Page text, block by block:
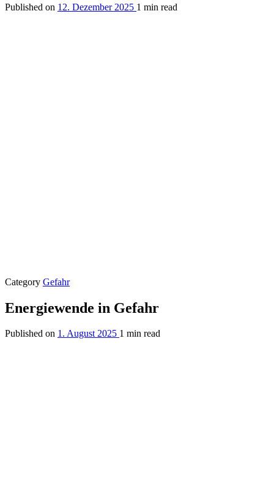
Published on 12. Dezember 2025 1 min read
Category Gefahr
Energiewende in Gefahr
Published on 1. August 2025 1 min read